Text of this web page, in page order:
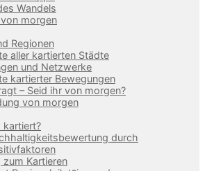
Wandels
morgen
Regionen
aller kartierten Städte
und Netzwerke
kartierter Bewegungen
– Seid ihr von morgen?
von morgen
kartiert?
durch
zum Kartieren